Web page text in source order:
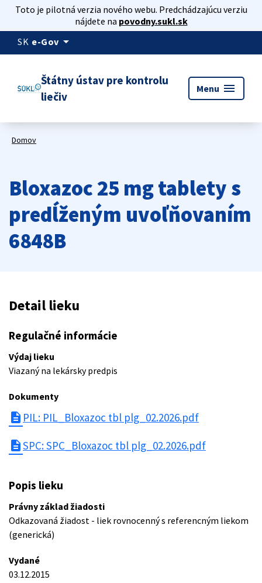
Toto je pilotná verzia nového webu. Predchádzajúcu verziu
nájdete na povodny.sukl.sk
SK e-Gov arrow_drop_down
Štátny ústav pre kontrolu
liečiv
Menu menu
Domov
Bloxazoc 25 mg tablety s
predĺženým uvoľňovaním
6848B
Detail lieku
Regulačné informácie
Výdaj lieku
Viazaný na lekársky predpis
Dokumenty
description PIL: PIL_Bloxazoc tbl plg_02.2026.pdf
descriptionSPC: SPC_Bloxazoc tbl plg_02.2026.pdf
Popis lieku
Právny základ žiadosti
Odkazovaná žiadost - liek rovnocenný s referencným liekom
(generická)
Vydané
03.12.2015